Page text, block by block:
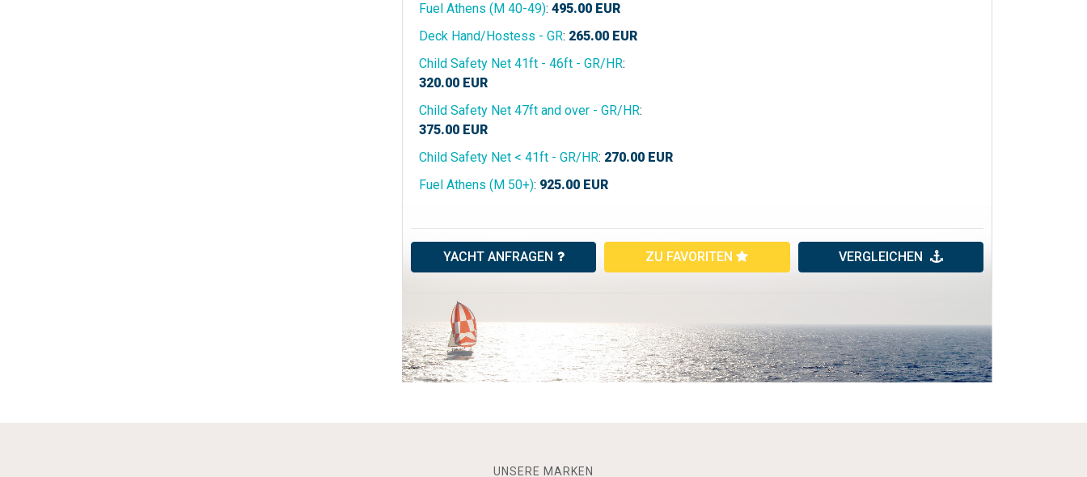
Fuel Athens (M 40-49): 495.00 EUR
Deck Hand/Hostess - GR: 265.00 EUR
Child Safety Net 41ft - 46ft - GR/HR:
320.00 EUR
Child Safety Net 47ft and over - GR/HR:
375.00 EUR
Child Safety Net < 41ft - GR/HR: 270.00 EUR
Fuel Athens (M 50+): 925.00 EUR
YACHT ANFRAGEN ZU FAVORITEN VERGLEICHEN
UNSERE MARKEN